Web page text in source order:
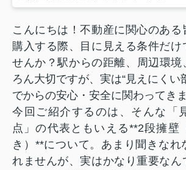
こんにちは！不動産に関心のある
購入する際、目に見える条件だけ
せんか？駅からの距離、周辺環
ろん大切ですが、実は“見えにくい
でからの安心・安全に関わってきま
今回ご紹介するのは、そんな「
点」の代表ともいえる**2段擁壁
き）**について。あまり聞きなれ
れませんが、実はかなり重要なん